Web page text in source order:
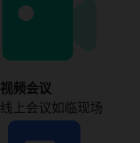
视频会议
线上会议如临现场